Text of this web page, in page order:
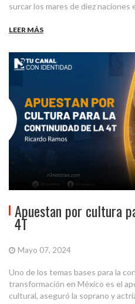
surcar los mares de diez
LEER MÁS
Apuestan por cultura
4T
Mayo 07, 2024
Uno de los temas bases para la
transformación en México es el
cultural, aseguró la soprano y